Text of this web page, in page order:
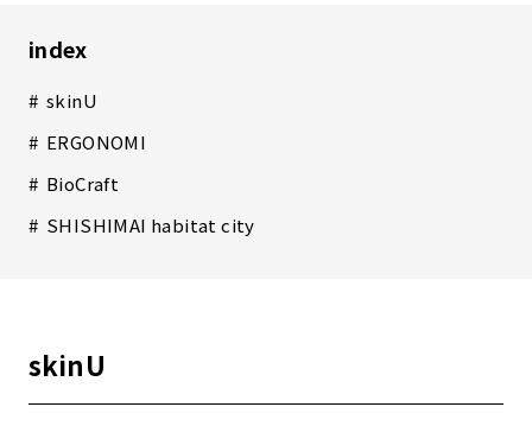
index
skinU
ERGONOMI
BioCraft
SHISHIMAI habitat city
skinU